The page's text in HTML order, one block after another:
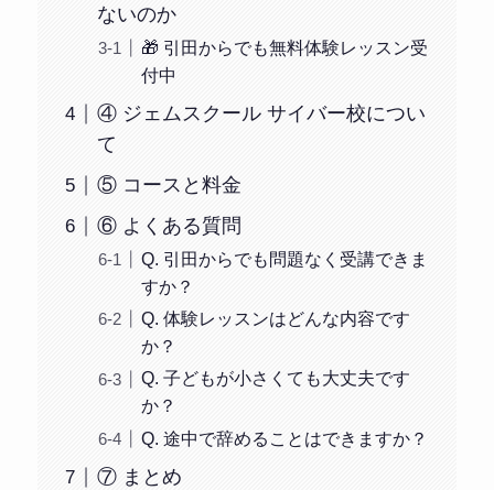
ないのか
🎁 引田からでも無料体験レッスン受
付中
④ ジェムスクール サイバー校につい
て
⑤ コースと料金
⑥ よくある質問
Q. 引田からでも問題なく受講できま
すか？
Q. 体験レッスンはどんな内容です
か？
Q. 子どもが小さくても大丈夫です
か？
Q. 途中で辞めることはできますか？
⑦ まとめ